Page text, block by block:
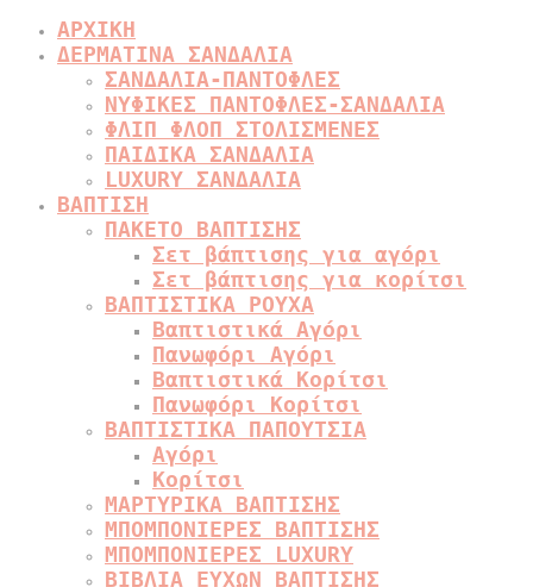
ΑΡΧΙΚΗ
ΔΕΡΜΑΤΙΝΑ ΣΑΝΔΑΛΙΑ
ΣΑΝΔΑΛΙΑ-ΠΑΝΤΟΦΛΕΣ
ΝΥΦΙΚΕΣ ΠΑΝΤΟΦΛΕΣ-ΣΑΝΔΑΛΙΑ
ΦΛΙΠ ΦΛΟΠ ΣΤΟΛΙΣΜΕΝΕΣ
ΠΑΙΔΙΚΑ ΣΑΝΔΑΛΙΑ
LUXURY ΣΑΝΔΑΛΙΑ
ΒΑΠΤΙΣΗ
ΠΑΚΕΤΟ ΒΑΠΤΙΣΗΣ
Σετ βάπτισης για αγόρι
Σετ βάπτισης για κορίτσι
ΒΑΠΤΙΣΤΙΚΑ ΡΟΥΧΑ
Βαπτιστικά Αγόρι
Πανωφόρι Αγόρι
Βαπτιστικά Κορίτσι
Πανωφόρι Κορίτσι
ΒΑΠΤΙΣΤΙΚΑ ΠΑΠΟΥΤΣΙΑ
Αγόρι
Κορίτσι
ΜΑΡΤΥΡΙΚΑ ΒΑΠΤΙΣΗΣ
ΜΠΟΜΠΟΝΙΕΡΕΣ ΒΑΠΤΙΣΗΣ
ΜΠΟΜΠΟΝΙΕΡΕΣ LUXURY
ΒΙΒΛΙΑ ΕΥΧΩΝ ΒΑΠΤΙΣΗΣ